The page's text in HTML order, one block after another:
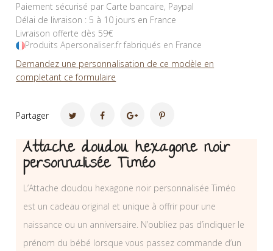
Paiement sécurisé par Carte bancaire, Paypal
Délai de livraison : 5 à 10 jours en France
Livraison offerte dès 59€
Produits Apersonaliser.fr fabriqués en France
Demandez une personnalisation de ce modèle en
completant ce formulaire
Partager
Attache doudou hexagone noir
personnalisée Timéo
L’Attache doudou hexagone noir personnalisée Timéo
est un cadeau original et unique à offrir pour une
naissance ou un anniversaire. N’oubliez pas d’indiquer le
prénom du bébé lorsque vous passez commande d’un